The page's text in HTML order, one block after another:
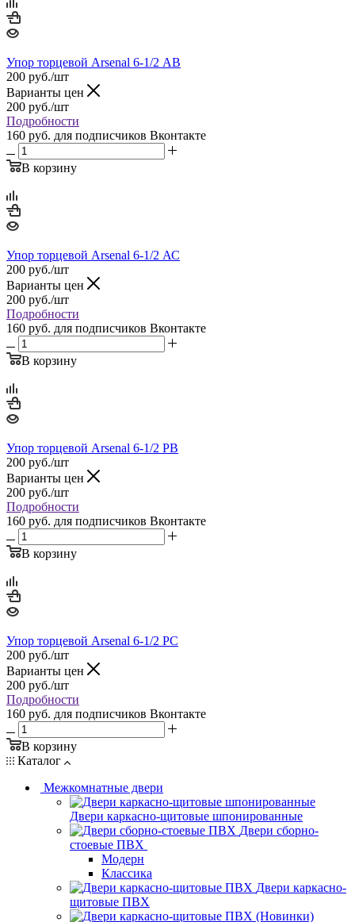
Упор торцевой Arsenal 6-1/2 АВ
200 руб./шт
Варианты цен
200 руб./шт
Подробности
160 руб. для подписчиков Вконтакте
В корзину
Упор торцевой Arsenal 6-1/2 АС
200 руб./шт
Варианты цен
200 руб./шт
Подробности
160 руб. для подписчиков Вконтакте
В корзину
Упор торцевой Arsenal 6-1/2 РВ
200 руб./шт
Варианты цен
200 руб./шт
Подробности
160 руб. для подписчиков Вконтакте
В корзину
Упор торцевой Arsenal 6-1/2 РС
200 руб./шт
Варианты цен
200 руб./шт
Подробности
160 руб. для подписчиков Вконтакте
В корзину
Каталог
Межкомнатные двери
Двери каркасно-щитовые шпонированные
Двери сборно-
стоевые ПВХ
Модерн
Классика
Двери каркасно-
щитовые ПВХ